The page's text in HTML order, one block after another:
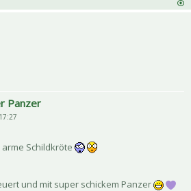
Panzer
Schildkröte
und mit super schickem Panzer